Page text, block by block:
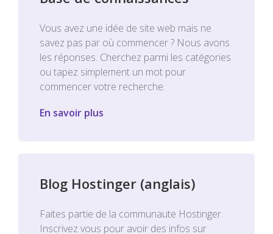
Vous avez une idée de site web mais ne
savez pas par où commencer ? Nous avons
les réponses. Cherchez parmi les catégories
ou tapez simplement un mot pour
commencer votre recherche.
En savoir plus
Blog Hostinger (anglais)
Faites partie de la communaute Hostinger.
Inscrivez vous pour avoir des infos sur